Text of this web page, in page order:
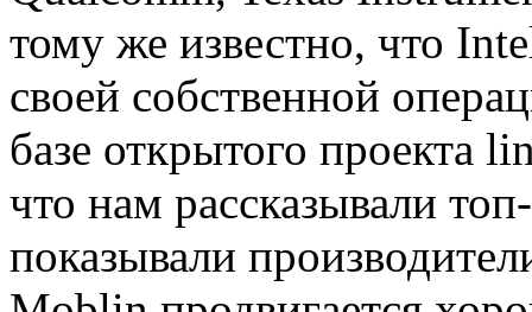
тому же известно, что
своей собственной
базе открытого проекта
что нам рассказывали
показывали